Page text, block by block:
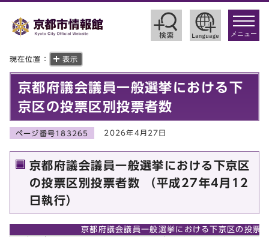
toggle
メニュー
現在位置： 表示
京都府議会議員一般選挙における下
京区の投票区別投票者数
ページ番号183265 2026年4月27日
京都府議会議員一般選挙における下京区
の投票区別投票者数 （平成27年4月12
日執行）
京都府議会議員一般選挙における下京区の投票